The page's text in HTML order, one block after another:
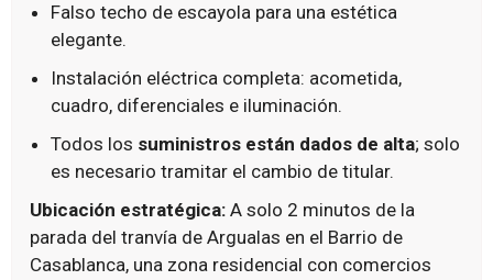
Falso techo de escayola para una estética
elegante.
Instalación eléctrica completa: acometida,
cuadro, diferenciales e iluminación.
Todos los suministros están dados de alta; solo
es necesario tramitar el cambio de titular.
Ubicación estratégica: A solo 2 minutos de la
parada del tranvía de Argualas en el Barrio de
Casablanca, una zona residencial con comercios